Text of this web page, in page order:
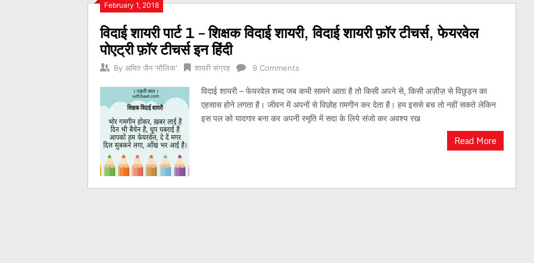
February 1, 2018
विदाई शायरी पार्ट 1 – शिक्षक विदाई शायरी, विदाई शायरी फ़ॉर टीचर्स, फेयरवेल
पोएट्री फ़ॉर टीचर्स इन हिंदी
By अमित जैन 'मौलिक' शायरी संग्रह 9 Comments
विदाई शायरी – फेयरवेल शब्द जब कभी सामने आता है तो किसी अपने से, किसी अज़ीज़ से विछुड़न का
एहसास होने लगता है। जीवन में अपनों से विछोह ग़मगीन कर देता है। हम इससे बच तो नहीं सकते लेकिन
इस पल को यादगार बना कर अपनी स्मृति में सदा के लिये संजो कर अवश्य रख
Read More
Posts
navigation